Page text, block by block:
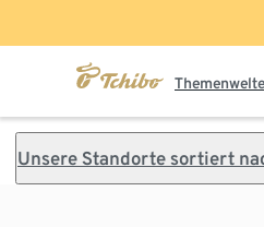
Unsere Standorte sortiert